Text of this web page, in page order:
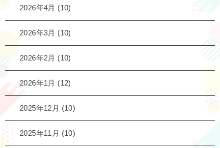
2026年4月 (10)
2026年3月 (10)
2026年2月 (10)
2026年1月 (12)
2025年12月 (10)
2025年11月 (10)